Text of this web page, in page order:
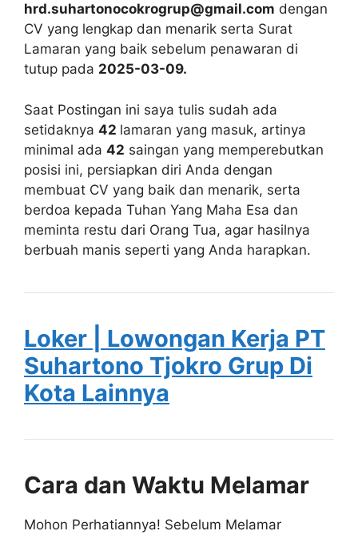
hrd.suhartonocokrogrup@gmail.com dengan
CV yang lengkap dan menarik serta Surat
Lamaran yang baik sebelum penawaran di
tutup pada 2025-03-09.
Saat Postingan ini saya tulis sudah ada
setidaknya 42 lamaran yang masuk, artinya
minimal ada 42 saingan yang memperebutkan
posisi ini, persiapkan diri Anda dengan
membuat CV yang baik dan menarik, serta
berdoa kepada Tuhan Yang Maha Esa dan
meminta restu dari Orang Tua, agar hasilnya
berbuah manis seperti yang Anda harapkan.
Loker | Lowongan Kerja PT
Suhartono Tjokro Grup Di
Kota Lainnya
Cara dan Waktu Melamar
Mohon Perhatiannya! Sebelum Melamar